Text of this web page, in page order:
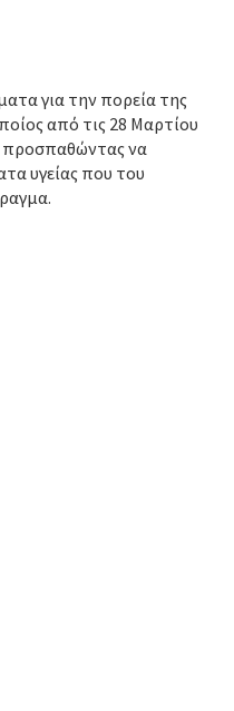
για την πορεία της
από τις 28 Μαρτίου
προσπαθώντας να
υγείας που του